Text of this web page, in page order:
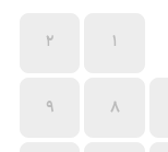
1
2
8
9